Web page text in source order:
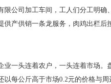
限公司加工车间，工人们分工明
供产供销一条龙服务，肉鸡出栏
业一头连着农户，一头连着市场
以每公斤高于市场0.2元的价格与